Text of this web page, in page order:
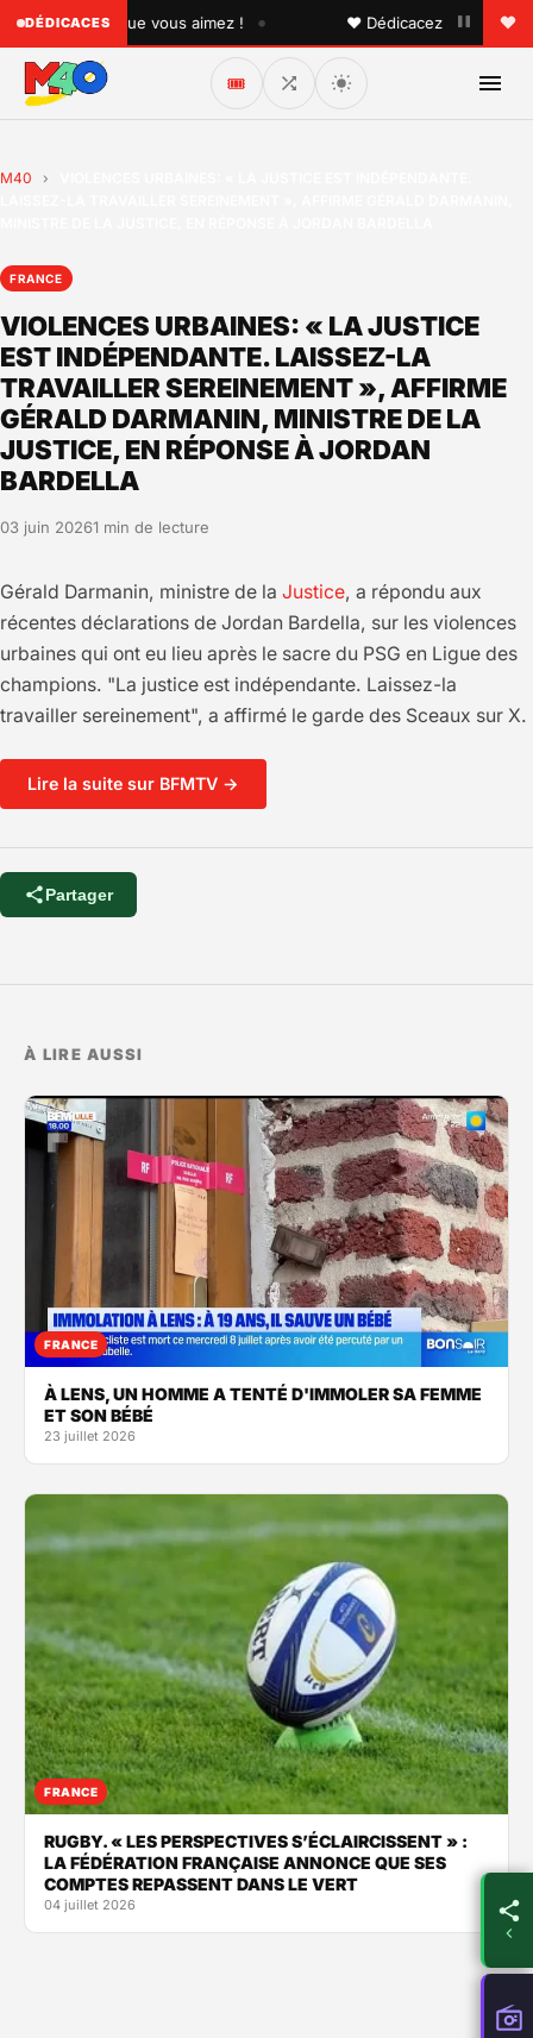
DÉDICACES
quelqu'un que vous aimez ! • ♥ Dédicacez un titre à vos
🎟️
M40 ›
FRANCE
VIOLENCES URBAINES: « LA JUSTICE
EST INDÉPENDANTE. LAISSEZ-LA
TRAVAILLER SEREINEMENT », AFFIRME
GÉRALD DARMANIN, MINISTRE DE LA
JUSTICE, EN RÉPONSE À JORDAN
BARDELLA
03 juin 20261 min de lecture
Gérald Darmanin, ministre de la Justice, a répondu aux
récentes déclarations de Jordan Bardella, sur les violences
urbaines qui ont eu lieu après le sacre du PSG en Ligue des
champions. "La justice est indépendante. Laissez-la
travailler sereinement", a affirmé le garde des Sceaux sur X.
Lire la suite sur BFMTV →
Partager
À LIRE AUSSI
FRANCE
À LENS, UN HOMME A TENTÉ D'IMMOLER SA FEMME
ET SON BÉBÉ
23 juillet 2026
FRANCE
RUGBY. « LES PERSPECTIVES S’ÉCLAIRCISSENT » :
LA FÉDÉRATION FRANÇAISE ANNONCE QUE SES
COMPTES REPASSENT DANS LE VERT
04 juillet 2026